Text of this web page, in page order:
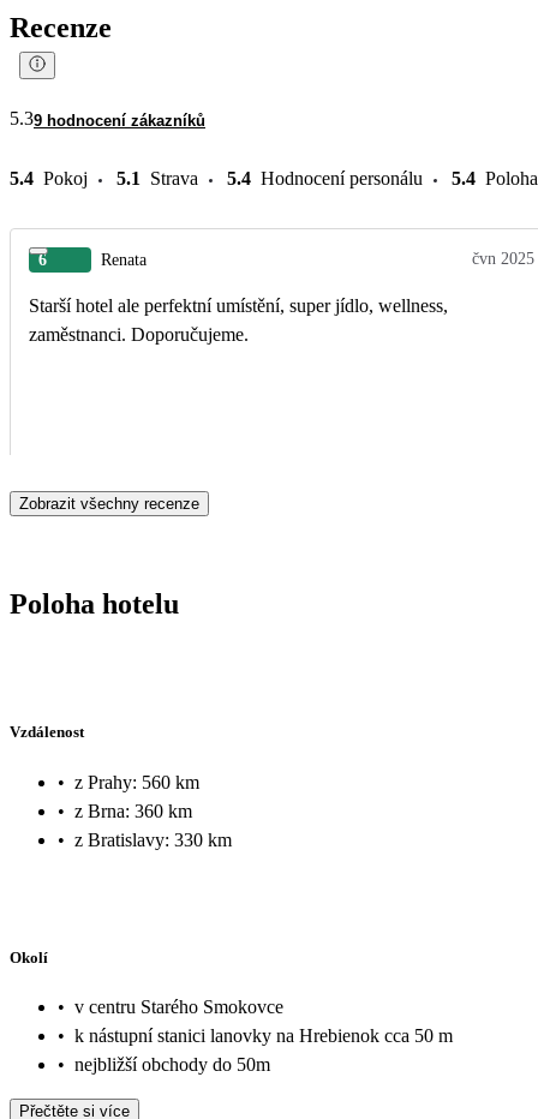
Recenze
5.39 hodnocení zákazníků
5.4 Pokoj 5.1 Strava 5.4 Hodnocení personálu 5.4 Poloha
6 Renata čvn 2025
Starší hotel ale perfektní umístění, super jídlo, wellness,
zaměstnanci. Doporučujeme.
Zobrazit všechny recenze
Poloha hotelu
Vzdálenost
• z Prahy: 560 km
• z Brna: 360 km
• z Bratislavy: 330 km
Okolí
• v centru Starého Smokovce
• k nástupní stanici lanovky na Hrebienok cca 50 m
• nejbližší obchody do 50m
Přečtěte si více